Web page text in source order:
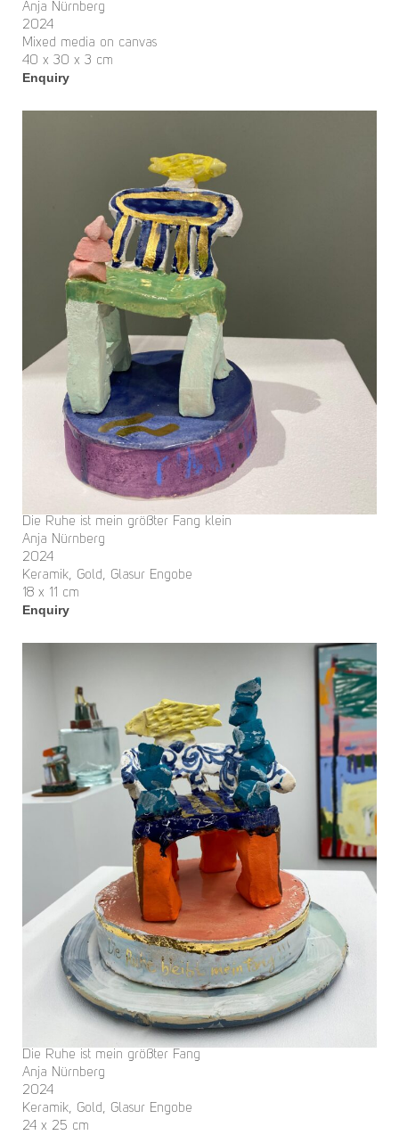
Anja Nürnberg
2024
Mixed media on canvas
40 x 30 x 3 cm
Enquiry
Die Ruhe ist mein größter Fang klein
Anja Nürnberg
2024
Keramik, Gold, Glasur Engobe
18 x 11 cm
Enquiry
Die Ruhe ist mein größter Fang
Anja Nürnberg
2024
Keramik, Gold, Glasur Engobe
24 x 25 cm